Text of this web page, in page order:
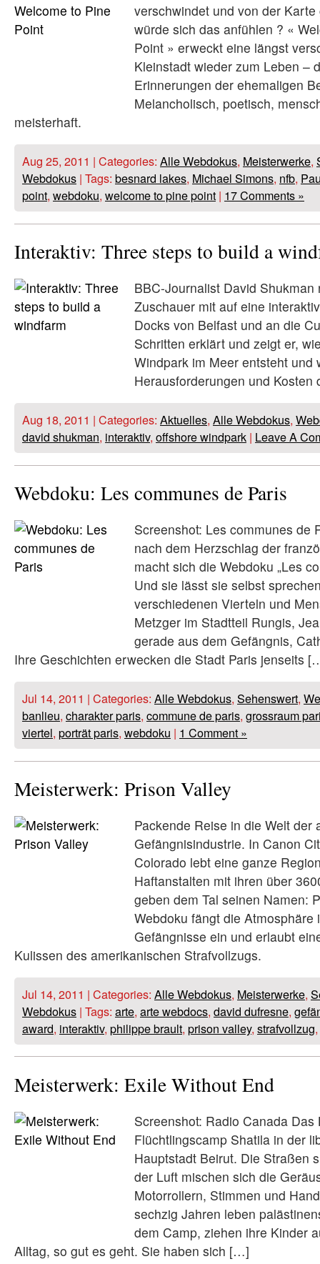
verschwindet und von der
würde sich das anfühlen ? «
Point » erweckt eine längst
Kleinstadt wieder zum Leben –
Erinnerungen der ehemaligen
Melancholisch, poetisch,
meisterhaft.
Aug 25, 2011 | Categories: Alle Webdokus, Meisterwerke,
Webdokus | Tags: besnard lakes, Michael Simons, nfb,
point, webdoku, welcome to pine point | 17 Comments »
Interaktiv: Three steps to build a
BBC-Journalist David Shukman
Zuschauer mit auf eine
Docks von Belfast und an die
Schritten erklärt und zeigt er,
Windpark im Meer entsteht und
Herausforderungen und Kosten
Aug 18, 2011 | Categories: Aktuelles, Alle Webdokus,
david shukman, interaktiv, offshore windpark | Leave A
Webdoku: Les communes de Paris
Screenshot: Les communes de
nach dem Herzschlag der
macht sich die Webdoku „Les
Und sie lässt sie selbst
verschiedenen Vierteln und
Metzger im Stadtteil Rungis,
gerade aus dem Gefängnis,
Ihre Geschichten erwecken die Stadt Paris jenseits
Jul 14, 2011 | Categories: Alle Webdokus, Sehenswert,
banlieu, charakter paris, commune de paris, grossraum
viertel, porträt paris, webdoku | 1 Comment »
Meisterwerk: Prison Valley
Packende Reise in die Welt der
Gefängnisindustrie. In Canon
Colorado lebt eine ganze
Haftanstalten mit ihren über
geben dem Tal seinen Namen:
Webdoku fängt die Atmosphäre
Gefängnisse ein und erlaubt
Kulissen des amerikanischen Strafvollzugs.
Jul 14, 2011 | Categories: Alle Webdokus, Meisterwerke,
Webdokus | Tags: arte, arte webdocs, david dufresne,
award, interaktiv, philippe brault, prison valley, strafvollzug,
Meisterwerk: Exile Without End
Screenshot: Radio Canada Das
Flüchtlingscamp Shatila in der
Hauptstadt Beirut. Die Straßen
der Luft mischen sich die
Motorrollern, Stimmen und
sechzig Jahren leben
dem Camp, ziehen ihre Kinder
Alltag, so gut es geht. Sie haben sich […]